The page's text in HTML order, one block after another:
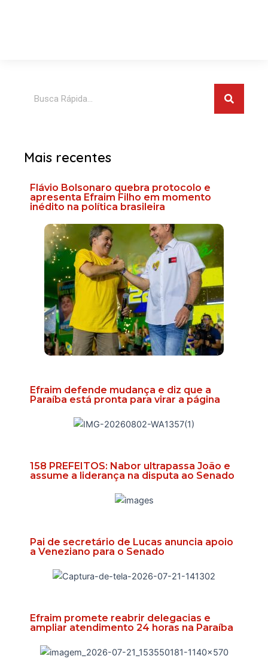
Mais recentes
Flávio Bolsonaro quebra protocolo e
apresenta Efraim Filho em momento
inédito na política brasileira
Efraim defende mudança e diz que a
Paraíba está pronta para virar a página
158 PREFEITOS: Nabor ultrapassa João e
assume a liderança na disputa ao Senado
Pai de secretário de Lucas anuncia apoio
a Veneziano para o Senado
Efraim promete reabrir delegacias e
ampliar atendimento 24 horas na Paraíba